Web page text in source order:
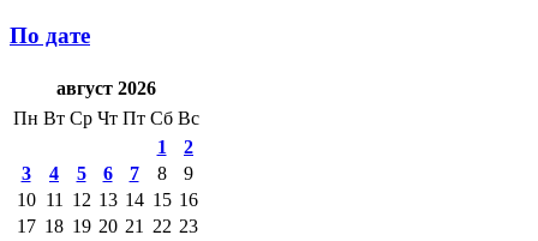
По дате
август 2026
Пн Вт Ср Чт Пт Сб Вс
1
2
3
4 5 6 7 8
9
10 11 12 13 14 15 16
17 18 19 20 21 22 23